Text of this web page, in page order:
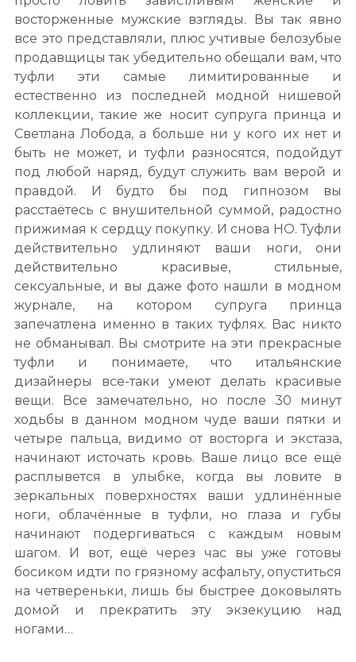
восторженные мужские взгляды. Вы так явно
все это представляли, плюс учтивые белозубые
продавщицы так убедительно обещали вам, что
туфли эти самые лимитированные и
естественно из последней модной нишевой
коллекции, такие же носит супруга принца и
Светлана Лобода, а больше ни у кого их нет и
быть не может, и туфли разносятся, подойдут
под любой наряд, будут служить вам верой и
правдой. И будто бы под гипнозом вы
расстаётесь с внушительной суммой, радостно
прижимая к сердцу покупку. И снова НО. Туфли
действительно удлиняют ваши ноги, они
действительно красивые, стильные,
сексуальные, и вы даже фото нашли в модном
журнале, на котором супруга принца
запечатлена именно в таких туфлях. Вас никто
не обманывал. Вы смотрите на эти прекрасные
туфли и понимаете, что итальянские
дизайнеры все-таки умеют делать красивые
вещи. Все замечательно, но после 30 минут
ходьбы в данном модном чуде ваши пятки и
четыре пальца, видимо от восторга и экстаза,
начинают источать кровь. Ваше лицо все ещё
расплывется в улыбке, когда вы ловите в
зеркальных поверхностях ваши удлинённые
ноги, облачённые в туфли, но глаза и губы
начинают подергиваться с каждым новым
шагом. И вот, ещё через час вы уже готовы
босиком идти по грязному асфальту, опуститься
на четвереньки, лишь бы быстрее доковылять
домой и прекратить эту экзекуцию над
ногами…